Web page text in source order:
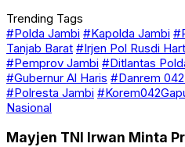
Trending Tags
#Polda Jambi #Kapolda Jambi
Tanjab Barat #Irjen Pol Rusdi
#Pemprov Jambi #Ditlantas
#Gubernur Al Haris #Danrem
#Polresta Jambi
Nasional
Mayjen TNI Irwan Minta